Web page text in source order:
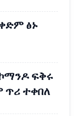
ፅኑ
ፍቅሩ
ጥሪ ተቀበለ